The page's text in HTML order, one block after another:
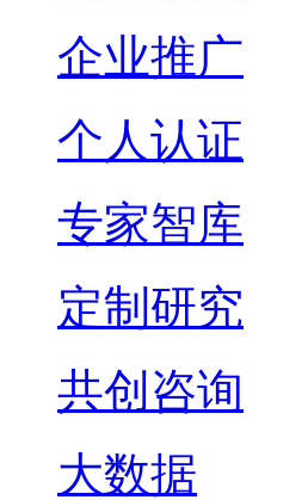
企业推广
个人认证
专家智库
定制研究
共创咨询
大数据